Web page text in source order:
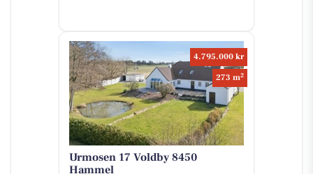
4.795.000 kr
273 m2
Urmosen 17 Voldby 8450
Hammel